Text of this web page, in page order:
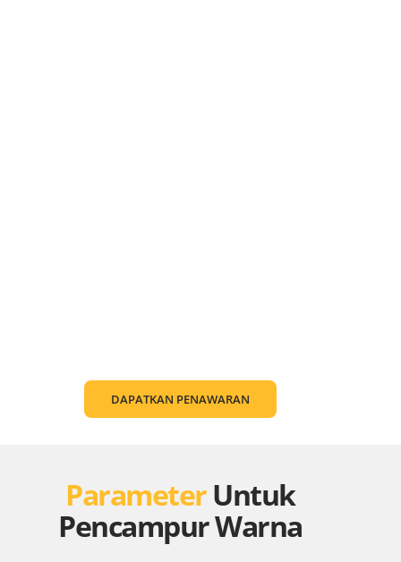
DAPATKAN PENAWARAN
ParameterUntuk
Pencampur Warna